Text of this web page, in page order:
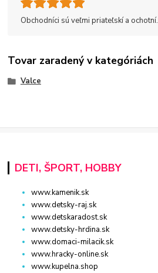
Obchodníci sú veľmi priateľskí a ochotní.
Tovar zaradený v kategóriách
Valce
DETI, ŠPORT, HOBBY
www.kamenik.sk
www.detsky-raj.sk
www.detskaradost.sk
www.detsky-hrdina.sk
www.domaci-milacik.sk
www.hracky-online.sk
www.kupelna.shop